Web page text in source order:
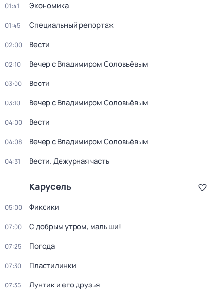
01:41 Экономика
01:45 Специальный репортаж
02:00 Вести
02:10 Вечер с Владимиром Соловьёвым
03:00 Вести
03:10 Вечер с Владимиром Соловьёвым
04:00 Вести
04:08 Вечер с Владимиром Соловьёвым
04:31 Вести. Дежурная часть
Карусель
05:00 Фиксики
07:00 С добрым утром, малыши!
07:25 Погода
07:30 Пластилинки
07:35 Лунтик и его друзья